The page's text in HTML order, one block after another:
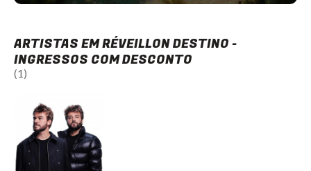
ARTISTAS EM RÉVEILLON DESTINO -
INGRESSOS COM DESCONTO
(1)